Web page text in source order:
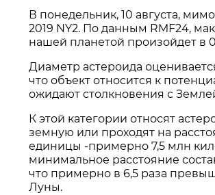
В понедельник, 10 августа,
2019 NY2. По данным RMF24,
нашей планетой произойдет в
Диаметр астероида
что объект относится к
ожидают столкновения с
К этой категории относят
земную или проходят на
единицы -примерно 7,5 млн
минимальное расстояние
что примерно в 6,5 раза
Луны.